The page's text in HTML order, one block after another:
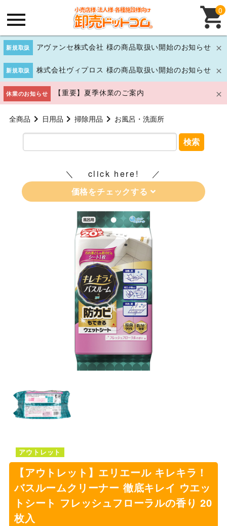
新規取扱 アヴァンセ株式会社 様の商品取扱い開始のお知らせ
新規取扱 株式会社ヴィプロス 様の商品取扱い開始のお知らせ
休業のお知らせ 【重要】夏季休業のご案内
0
全商品 日用品 掃除用品 お風呂・洗面所
検索
click here!
価格をチェックする
アウトレット
【アウトレット】エリエール キレキラ！
バスルームクリーナー 徹底キレイ ウエッ
トシート フレッシュフローラルの香り 20
枚入